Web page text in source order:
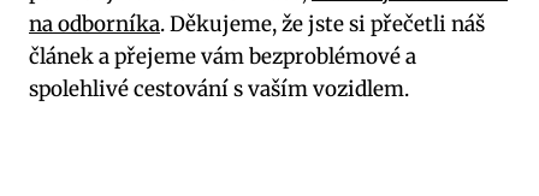
na odborníka. Děkujeme, že jste si přečetli náš
článek a přejeme vám bezproblémové a
spolehlivé cestování s vaším vozidlem.